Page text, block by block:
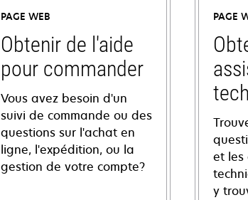
PAGE WEB
Obtenir de l'aide
pour commander
Vous avez besoin d'un
suivi de commande ou des
questions sur l'achat en
ligne, l'expédition, ou la
gestion de votre compte?
PAGE
et les
y